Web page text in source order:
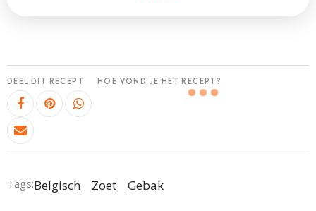
DEEL DIT RECEPT HOE VOND JE HET RECEPT?
Tags:Belgisch Zoet Gebak